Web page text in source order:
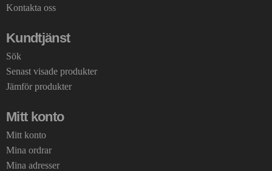
Kontakta oss
Kundtjänst
Sök
Senast visade produkter
Jämför produkter
Mitt konto
Mitt konto
Mina ordrar
Mina adresser